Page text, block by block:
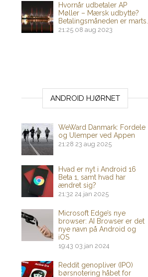
Hvornår udbetaler AP
Møller – Mærsk udbytte?
Betalingsmåneden er marts.
21:25 08 aug 2023
ANDROID HJØRNET
WeWard Danmark: Fordele
og Ulemper ved Appen
21:28 23 aug 2025
Hvad er nyt i Android 16
Beta 1, samt hvad har
ændret sig?
21:32 24 jan 2025
Microsoft Edge’s nye
browser: AI Browser er det
nye navn på Android og
iOS
19:43 03 jan 2024
Reddit genopliver (IPO)
børsnotering håbet for